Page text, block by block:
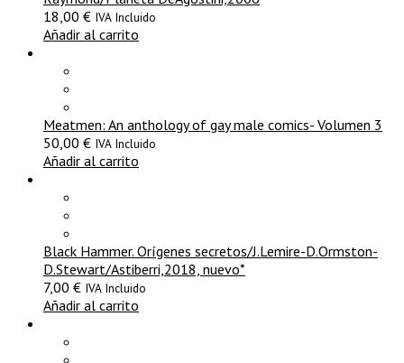
18,00 € IVA Incluido
Añadir al carrito
Meatmen: An anthology of gay male comics- Volumen 3
50,00 € IVA Incluido
Añadir al carrito
Black Hammer. Orígenes secretos/J.Lemire-D.Ormston-
D.Stewart/Astiberri,2018, nuevo*
7,00 € IVA Incluido
Añadir al carrito